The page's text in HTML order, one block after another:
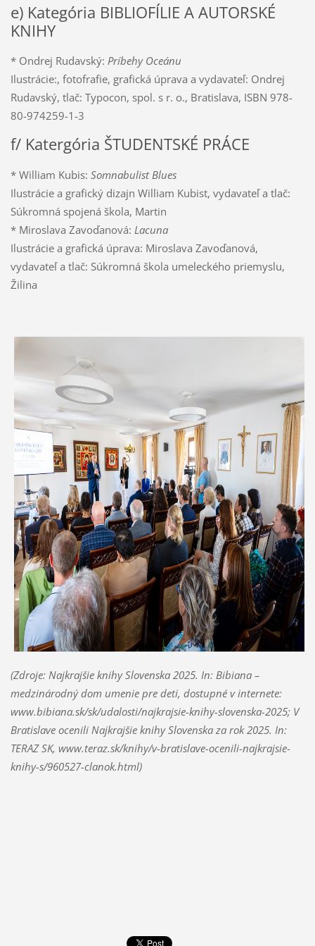
e) Kategória BIBLIOFÍLIE A AUTORSKÉ
KNIHY
* Ondrej Rudavský: Príbehy Oceánu
Ilustrácie:, fotofrafie, grafická úprava a vydavateľ: Ondrej
Rudavský, tlač: Typocon, spol. s r. o., Bratislava, ISBN 978-
80-974259-1-3
f/ Katergória ŠTUDENTSKÉ PRÁCE
* William Kubis: Somnabulist Blues
Ilustrácie a grafický dizajn William Kubist, vydavateľ a tlač:
Súkromná spojená škola, Martin
* Miroslava Zavoďanová: Lacuna
Ilustrácie a grafická úprava: Miroslava Zavoďanová,
vydavateľ a tlač: Súkromná škola umeleckého priemyslu,
Žilina
(Zdroje: Najkrajšie knihy Slovenska 2025. In: Bibiana –
medzinárodný dom umenie pre deti, dostupné v internete:
www.bibiana.sk/sk/udalosti/najkrajsie-knihy-slovenska-2025; V
Bratislave ocenili Najkrajšie knihy Slovenska za rok 2025. In:
TERAZ SK, www.teraz.sk/knihy/v-bratislave-ocenili-najkrajsie-
knihy-s/960527-clanok.html)